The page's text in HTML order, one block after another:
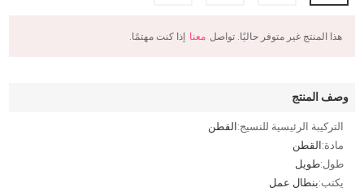
هذا المنتج غير متوفر حاليًا. تواصل معنا إذا كنت مهتمًا.
وصف المنتج
التركيبة الرئيسية للنسيج:القطن
مادة:القطن
طول:طويل
يكتب:بنطال عمل